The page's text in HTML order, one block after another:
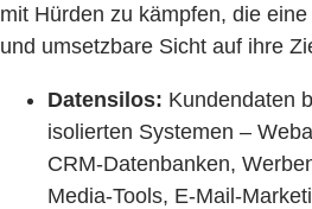
mit Hürden zu kämpfen, die
und umsetzbare Sicht auf ihre
Datensilos: Kundendaten
isolierten Systemen –
CRM-Datenbanken,
Media-Tools, E-Mail-